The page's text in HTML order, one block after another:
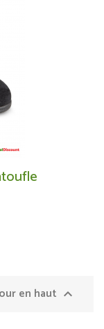
en haut 